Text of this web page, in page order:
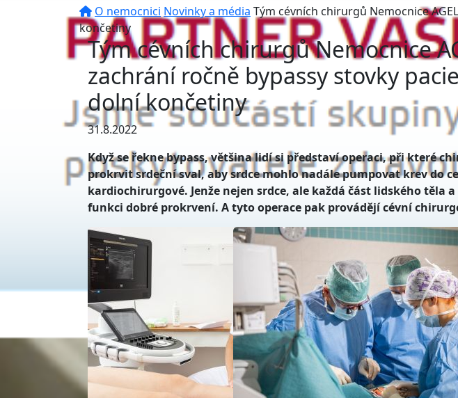
O nemocnici Novinky a média Tým cévních chirurgů Nemocnice
končetiny
Tým cévních chirurgů Nemocnice
zachrání ročně bypassy stovky
dolní končetiny
31.8.2022
Když se řekne bypass, většina lidí si představí operaci, při které
prokrvit srdeční sval, aby srdce mohlo nadále pumpovat krev do
kardiochirurgové. Jenže nejen srdce, ale každá část lidského těla
funkci dobré prokrvení. A tyto operace pak provádějí cévní